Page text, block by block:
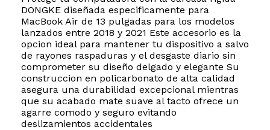
DONGKE diseñada especificamente para
MacBook Air de 13 pulgadas para los modelos
lanzados entre 2018 y 2021 Este accesorio es la
opcion ideal para mantener tu dispositivo a salvo
de rayones raspaduras y el desgaste diario sin
comprometer su diseño delgado y elegante Su
construccion en policarbonato de alta calidad
asegura una durabilidad excepcional mientras
que su acabado mate suave al tacto ofrece un
agarre comodo y seguro evitando
deslizamientos accidentales